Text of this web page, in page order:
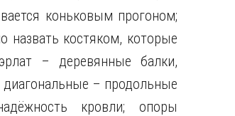
коньковым прогоном;
костяком, которые
– деревянные балки,
диагональные – продольные
кровли; опоры